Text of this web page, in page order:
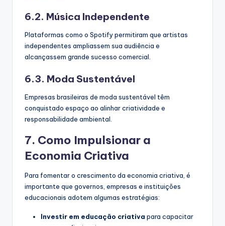
6.2. Música Independente
Plataformas como o Spotify permitiram que artistas
independentes ampliassem sua audiência e
alcançassem grande sucesso comercial.
6.3. Moda Sustentável
Empresas brasileiras de moda sustentável têm
conquistado espaço ao alinhar criatividade e
responsabilidade ambiental.
7. Como Impulsionar a
Economia Criativa
Para fomentar o crescimento da economia criativa, é
importante que governos, empresas e instituições
educacionais adotem algumas estratégias:
Investir em educação criativa para capacitar